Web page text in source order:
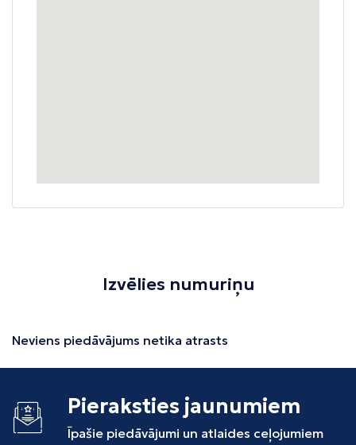
Izvēlies numuriņu
Neviens piedāvājums netika atrasts
Pieraksties jaunumiem
Īpašie piedāvājumi un atlaides ceļojumiem